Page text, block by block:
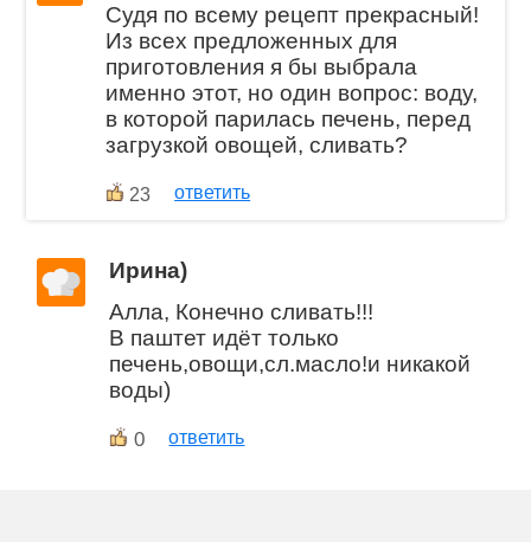
Судя по всему рецепт прекрасный!
Из всех предложенных для
приготовления я бы выбрала
именно этот, но один вопрос: воду,
в которой парилась печень, перед
загрузкой овощей, сливать?
23 ответить
Ирина)
Алла, Конечно сливать!!!
В паштет идёт только
печень,овощи,сл.масло!и никакой
воды)
0 ответить